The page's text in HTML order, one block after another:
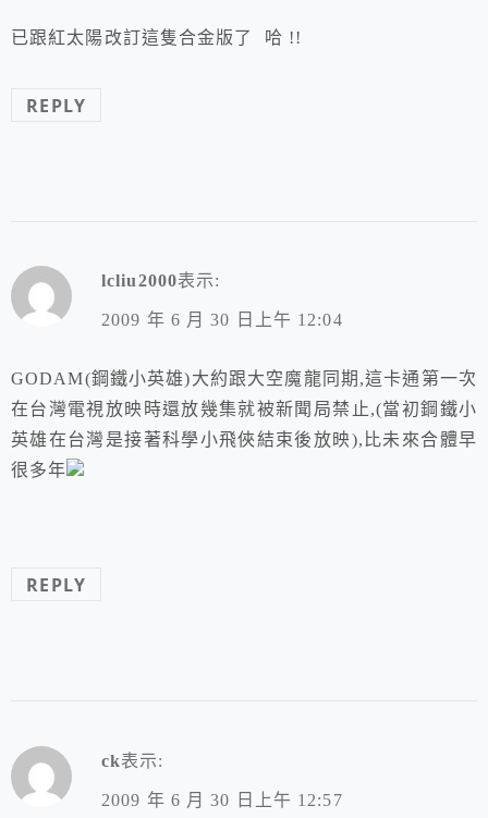
已跟紅太陽改訂這隻合金版了 哈 !!
REPLY
lcliu2000表示:
2009 年 6 月 30 日上午 12:04
GODAM(鋼鐵小英雄)大約跟大空魔龍同期,這卡通第一次
在台灣電視放映時還放幾集就被新聞局禁止,(當初鋼鐵小
英雄在台灣是接著科學小飛俠結束後放映),比未來合體早
很多年
REPLY
ck表示:
2009 年 6 月 30 日上午 12:57